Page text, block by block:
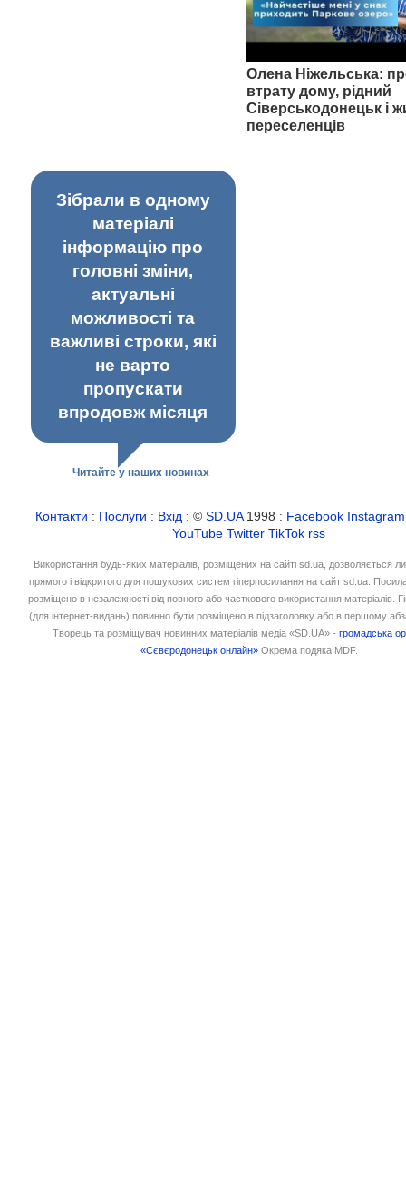
Олена Ніжельська:
втрату дому, рідний
Сіверськодонецьк і
переселенців
Зібрали в одному
матеріалі
інформацію про
головні зміни,
актуальні
можливості та
важливі строки, які
не варто
пропускати
впродовж місяця
Читайте у наших новинах
Контакти : Послуги : Вхід : ©SD.UA1998 : Facebook Instagram
YouTube Twitter TikTok rss
Використання будь-яких матеріалів, розміщених на сайті sd.ua, дозволяється
прямого і відкритого для пошукових систем гіперпосилання на сайт sd.ua.
розміщено в незалежності від повного або часткового використання матеріалів.
(для інтернет-видань) повинно бути розміщено в підзаголовку або в першому
Творець та розміщувач новинних матеріалів медіа «SD.UA» -громадська
«Сєвєродонецьк онлайн» Окрема подяка MDF.